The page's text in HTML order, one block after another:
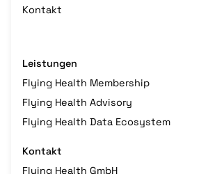
Kontakt
Leistungen
Flying Health Membership
Flying Health Advisory
Flying Health Data Ecosystem
Kontakt
Flying Health GmbH